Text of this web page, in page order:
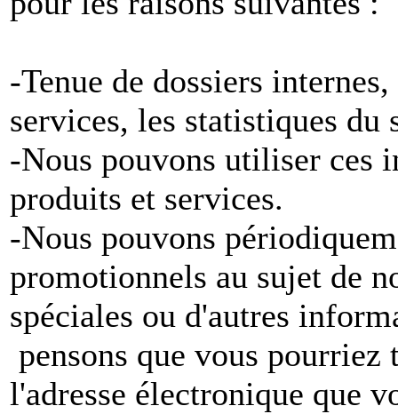
-Tenue de dossiers
services, les statistiques du
-Nous pouvons utiliser ces
produits et services.
-Nous pouvons
promotionnels au sujet de
spéciales ou d'autres
pensons que vous
l'adresse électronique que